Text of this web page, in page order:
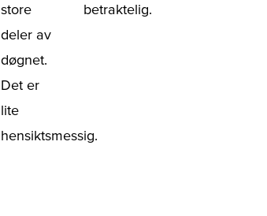
store
deler av
døgnet.
Det er
lite
hensiktsmessig.
betraktelig.